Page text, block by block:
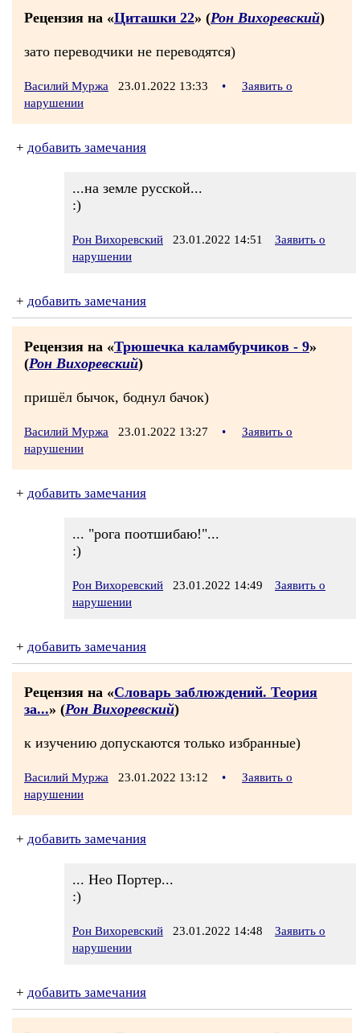
Рецензия на «Циташки 22» (Рон Вихоревский)
зато переводчики не переводятся)
Василий Муржа 23.01.2022 13:33 •
Заявить о
нарушении
+ добавить замечания
...на земле русской...
:)
Рон Вихоревский 23.01.2022 14:51
Заявить о
нарушении
+ добавить замечания
Рецензия на «Трюшечка каламбурчиков - 9»
(Рон Вихоревский)
пришёл бычок, боднул бачок)
Василий Муржа 23.01.2022 13:27 •
Заявить о
нарушении
+ добавить замечания
... "рога поотшибаю!"...
:)
Рон Вихоревский 23.01.2022 14:49
Заявить о
нарушении
+ добавить замечания
Рецензия на «Словарь заблюждений. Теория
за...» (Рон Вихоревский)
к изучению допускаются только избранные)
Василий Муржа 23.01.2022 13:12 •
Заявить о
нарушении
+ добавить замечания
... Нео Портер...
:)
Рон Вихоревский 23.01.2022 14:48
Заявить о
нарушении
+ добавить замечания